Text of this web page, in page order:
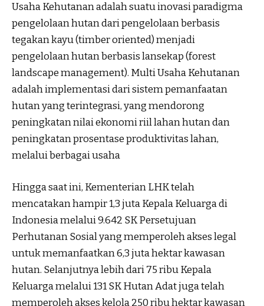
Usaha Kehutanan adalah suatu inovasi paradigma
pengelolaan hutan dari pengelolaan berbasis
tegakan kayu (timber oriented) menjadi
pengelolaan hutan berbasis lansekap (forest
landscape management). Multi Usaha Kehutanan
adalah implementasi dari sistem pemanfaatan
hutan yang terintegrasi, yang mendorong
peningkatan nilai ekonomi riil lahan hutan dan
peningkatan prosentase produktivitas lahan,
melalui berbagai usaha
Hingga saat ini, Kementerian LHK telah
mencatakan hampir 1,3 juta Kepala Keluarga di
Indonesia melalui 9.642 SK Persetujuan
Perhutanan Sosial yang memperoleh akses legal
untuk memanfaatkan 6,3 juta hektar kawasan
hutan. Selanjutnya lebih dari 75 ribu Kepala
Keluarga melalui 131 SK Hutan Adat juga telah
memperoleh akses kelola 250 ribu hektar kawasan